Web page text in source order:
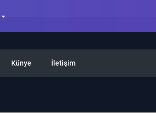
Künye İletişim